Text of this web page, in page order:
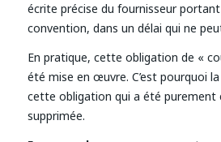
écrite précise du fournisseur portant
convention, dans un délai qui ne
En pratique, cette obligation de «
été mise en œuvre. C’est pourquoi
cette obligation qui a été purement
supprimée.